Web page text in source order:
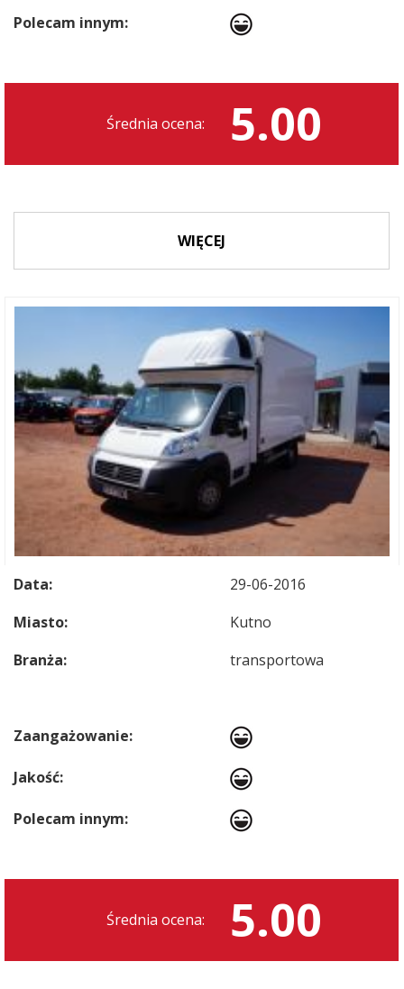
Polecam innym:
Średnia ocena: 5.00
WIĘCEJ
Data:
29-06-2016
Miasto:
Kutno
Branża:
transportowa
Zaangażowanie:
Jakość:
Polecam innym:
Średnia ocena: 5.00